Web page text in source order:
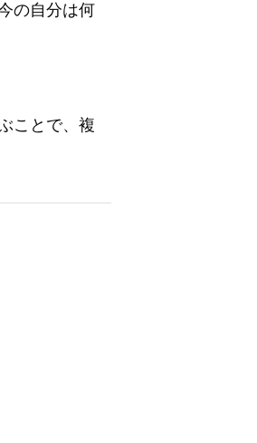
の自分は何
ことで、複